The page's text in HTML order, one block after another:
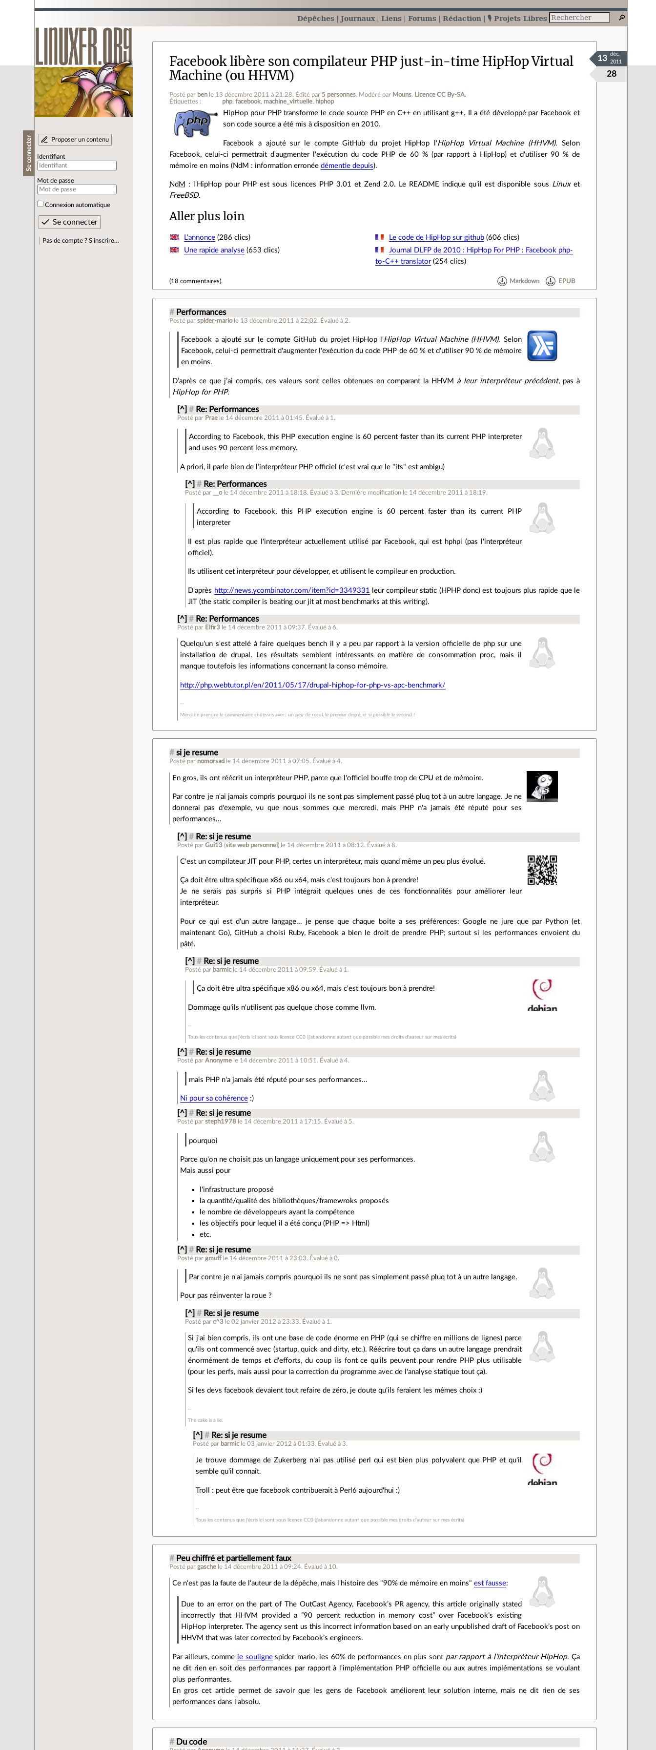
Dépêches Journaux Liens Forums Rédaction 🎙️ Projets Libres
Se connecter Proposer un contenu
Identifiant
Mot de passe
Connexion automatique
Pas de compte ? S’inscrire…
Facebook libère son compilateur PHP just-in-time HipHop Virtual
Machine (ou HHVM)
Posté par ben le 13 décembre 2011 à 21:28. Édité par 5 personnes. Modéré par Mouns. Licence CC By‑SA.
Étiquettes :
php facebook machine_virtuelle hiphop
28
13
déc.
2011
HipHop pour PHP transforme le code source PHP en C++ en utilisant g++. Il a été développé par Facebook et
son code source a été mis à disposition en 2010.
Facebook a ajouté sur le compte GitHub du projet HipHop l'HipHop Virtual Machine (HHVM). Selon
Facebook, celui-ci permettrait d'augmenter l'exécution du code PHP de 60 % (par rapport à HipHop) et d'utiliser 90 % de
mémoire en moins (NdM : information erronéedémentie depuis).
NdM : l'HipHop pour PHP est sous licences PHP 3.01 et Zend 2.0. Le README indique qu'il est disponible sous Linuxet
FreeBSD.
Aller plus loin
L'annonce(286 clics) Le code de HipHop sur github (606 clics)
Une rapide analyse(653 clics)
Journal DLFP de 2010 : HipHop For PHP : Facebook php-
to-C++ translator(254 clics)
(18 commentaires). Markdown EPUB
# Performances
Posté parspider-mario le 13 décembre 2011 à 22:02. Évalué à 2.
Facebook a ajouté sur le compte GitHub du projet HipHop l'HipHop Virtual Machine (HHVM). Selon
Facebook, celui-ci permettrait d'augmenter l'exécution du code PHP de 60 % et d'utiliser 90 % de mémoire
en moins.
D’après ce que j’ai compris, ces valeurs sont celles obtenues en comparant la HHVM à leur interpréteur précédent, pas à
HipHop for PHP.
[^] # Re: Performances
Posté par Prae le 14 décembre 2011 à 01:45. Évalué à 1 .
According to Facebook, this PHP execution engine is 60 percent faster than its current PHP interpreter
and uses 90 percent less memory.
A priori, il parle bien de l’interpréteur PHP officiel (c'est vrai que le "its" est ambigu)
[^] # Re: Performances
Posté par __o le 14 décembre 2011 à 18:18. Évalué à 3. Dernière modification le 14 décembre 2011 à 18:19.
According to Facebook, this PHP execution engine is 60 percent faster than its current PHP
interpreter
Il est plus rapide que l'interpréteur actuellement utilisé par Facebook, qui est hphpi (pas l'interpréteur
officiel).
Ils utilisent cet interpréteur pour développer, et utilisent le compileur en production.
D'après http://news.ycombinator.com/item?id=3349331
leur compileur static (HPHP donc) est toujours plus rapide que le
JIT (the static compiler is beating our jit at most benchmarks at this writing).
[^] # Re: Performances
Posté par Elfir3 le 14 décembre 2011 à 09:37. Évalué à6.
Quelqu'un s'est attelé à faire quelques bench il y a peu par rapport à la version officielle de php sur une
installation de drupal. Les résultats semblent intéressants en matière de consommation proc, mais il
manque toutefois les informations concernant la conso mémoire.
http://php.webtutor.pl/en/2011/05/17/drupal-hiphop-for-php-vs-apc-benchmark/
Merci de prendre le commentaire ci-dessus avec: un peu de recul, le premier degré, et si possible le second !
# si je resume
Posté par nomorsad le 14 décembre 2011 à 07:05. Évalué à4.
En gros, ils ont réécrit un interpréteur PHP, parce que l'officiel bouffe trop de CPU et de mémoire.
Par contre je n'ai jamais compris pourquoi ils ne sont pas simplement passé pluq tot à un autre langage. Je ne
donnerai pas d'exemple, vu que nous sommes que mercredi, mais PHP n'a jamais été réputé pour ses
performances...
[^] # Re: si je resume
Posté parGui13 (site web personnel ) le 14 décembre 2011 à 08:12. Évalué à8.
C'est un compilateur JIT pour PHP, certes un interpréteur, mais quand même un peu plus évolué.
Ça doit être ultra spécifique x86 ou x64, mais c'est toujours bon à prendre!
Je ne serais pas surpris si PHP intégrait quelques unes de ces fonctionnalités pour améliorer leur
interpréteur.
Pour ce qui est d'un autre langage... je pense que chaque boite a ses préférences: Google ne jure que par Python (et
maintenant Go), GitHub a choisi Ruby, Facebook a bien le droit de prendre PHP; surtout si les performances envoient du
pâté.
[^] # Re: si je resume
Posté par barmic le 14 décembre 2011 à 09:59. Évalué à 1 .
Ça doit être ultra spécifique x86 ou x64, mais c'est toujours bon à prendre!
Dommage qu'ils n'utilisent pas quelque chose comme llvm.
Tous les contenus que j'écris ici sont sous licence CC0 (j'abandonne autant que possible mes droits d'auteur sur mes écrits)
[^] # Re: si je resume
Posté parAnonyme le 14 décembre 2011 à 10:51. Évalué à4.
mais PHP n'a jamais été réputé pour ses performances...
Ni pour sa cohérence :)
[^] # Re: si je resume
Posté parsteph1978 le 14 décembre 2011 à 17:15. Évalué à 5.
pourquoi
Parce qu'on ne choisit pas un langage uniquement pour ses performances.
Mais aussi pour
l'infrastructure proposé
la quantité/qualité des bibliothèques/framewroks proposés
le nombre de développeurs ayant la compétence
les objectifs pour lequel il a été conçu (PHP => Html)
etc.
[^] # Re: si je resume
Posté pargmuff le 14 décembre 2011 à 23:03. Évalué à0.
Par contre je n'ai jamais compris pourquoi ils ne sont pas simplement passé pluq tot à un autre langage.
Pour pas réinventer la roue ?
[^] # Re: si je resume
Posté parc^3 le 02 janvier 2012 à 23:33. Évalué à 1 .
Si j'ai bien compris, ils ont une base de code énorme en PHP (qui se chiffre en millions de lignes) parce
qu'ils ont commencé avec (startup, quick and dirty, etc.). Réécrire tout ça dans un autre langage prendrait
énormément de temps et d'efforts, du coup ils font ce qu'ils peuvent pour rendre PHP plus utilisable
(pour les perfs, mais aussi pour la correction du programme avec de l'analyse statique tout ça).
Si les devs facebook devaient tout refaire de zéro, je doute qu'ils feraient les mêmes choix :)
The cake is a lie.
[^] # Re: si je resume
Posté par barmic le 03 janvier 2012 à 01:33. Évalué à 3.
Je trouve dommage de Zukerberg n'ai pas utilisé perl qui est bien plus polyvalent que PHP et qu'il
semble qu'il connaît.
Troll : peut être que facebook contribuerait à Perl6 aujourd'hui :)
Tous les contenus que j'écris ici sont sous licence CC0 (j'abandonne autant que possible mes droits d'auteur sur mes écrits)
# Peu chiffré et partiellement faux
Posté pargasche le 14 décembre 2011 à 09:24. Évalué à 10.
Ce n'est pas la faute de l'auteur de la dépêche, mais l'histoire des "90% de mémoire en moins"est fausse:
Due to an error on the part of The OutCast Agency, Facebook’s PR agency, this article originally stated
incorrectly that HHVM provided a ”90 percent reduction in memory cost” over Facebook’s existing
HipHop interpreter. The agency sent us this incorrect information based on an early unpublished draft of Facebook’s post on
HHVM that was later corrected by Facebook’s engineers.
Par ailleurs, comme le soulignespider-mario, les 60% de performances en plus sont par rapport à l'interpréteur HipHop. Ça
ne dit rien en soit des performances par rapport à l'implémentation PHP officielle ou aux autres implémentations se voulant
plus performantes.
En gros cet article permet de savoir que les gens de Facebook améliorent leur solution interne, mais ne dit rien de ses
performances dans l'absolu.
# Du code